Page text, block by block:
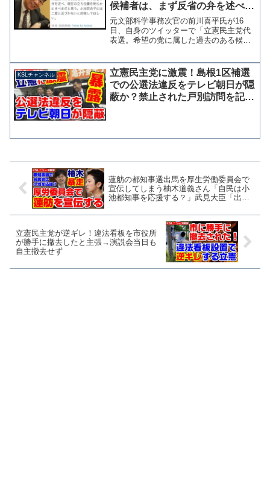
候補者は、まず反省の弁を述べ、
現在の立ち位置を明らかにすべ
き」
元文部科学事務次官の前川喜平氏が16
日、自身のツイッターで「立憲民主党代
表選。希望の党に属した過去のある候補
合子には二度と近づかないと約束してほ
しい。」と注文を付けた。...
KSLチャンネル
立憲民主党に激震！島根1区補選
での公選法違反をテレビ朝日が隠
蔽か？禁止された戸別訪問を記事
蓮舫の都知事選出馬を厚生労働委員会で
宣伝してしまう柚木道義さん「自民は小
池都知事を応援する？」武見大臣「出馬
立憲民主党が逆ギレ！違法看板を市役所
が勝手に撤去したと主張→演説会当日も
自主撤去せず